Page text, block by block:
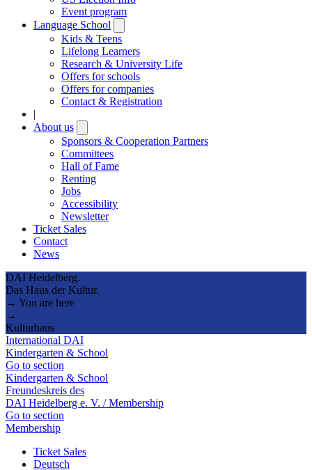
Event program
Language School
submenu
Kids & Teens
Lifelong Learners
Research & University Life
Offers for schools
Offers for companies
Contact & Registration
|
About us
submenu
Sponsors & Cooperation Partners
Committees
Hall of Fame
Renting
Jobs
Accessibility
Newsletter
Ticket Sales
Contact
News
DAI Heidelberg.
Das Haus der Kultur.
→ You are here
→
Kulturhaus
International DAI
Kindergarten & School
Go to section
Kindergarten & School
Freundeskreis des
DAI Heidelberg e. V. / Membership
Go to section
Membership
Ticket Sales
Deutsch